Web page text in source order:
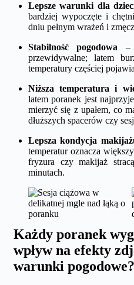
Lepsze warunki dla
bardziej wypoczęte i
dniu pełnym wrażeń i
Stabilność pogodowa –
przewidywalne; latem
temperatury częściej
Niższa temperatura i
latem poranek jest
mierzyć się z upałem, co
dłuższych spacerów czy
Lepsza kondycja
temperatur oznacza
fryzura czy makijaż
minutach.
Każdy poranek
wpływ na efekty
warunki pogodowe?